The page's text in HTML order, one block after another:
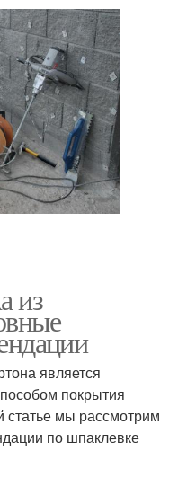
из
является
покрытия
статье мы рассмотрим
по шпаклевке